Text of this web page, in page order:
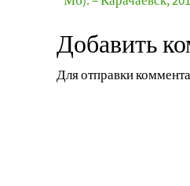
Добавить
Для отправки